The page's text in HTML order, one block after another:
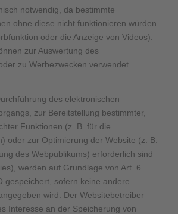
notwendig, da bestimmte
ohne diese nicht funktionieren würden
oder die Anzeige von Videos).
zur Auswertung des
zu Werbezwecken verwendet
des elektronischen
zur Bereitstellung bestimmter,
Funktionen (z. B. für die
oder zur Optimierung der Website (z. B.
des Webpublikums) erforderlich sind
werden auf Grundlage von Art. 6
gespeichert, sofern keine andere
wird. Der Websitebetreiber
Interesse an der Speicherung von